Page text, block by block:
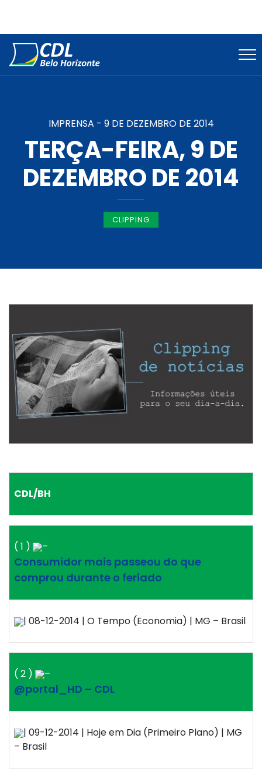
IMPRENSA - 9 DE DEZEMBRO DE 2014
TERÇA-FEIRA, 9 DE
DEZEMBRO DE 2014
CLIPPING
CDL/BH
( 1 ) –
Consumidor mais passeou do que
comprou durante o feriado
| 08-12-2014 | O Tempo (Economia) | MG – Brasil
( 2 ) –
@portal_HD – CDL
| 09-12-2014 | Hoje em Dia (Primeiro Plano) | MG
– Brasil